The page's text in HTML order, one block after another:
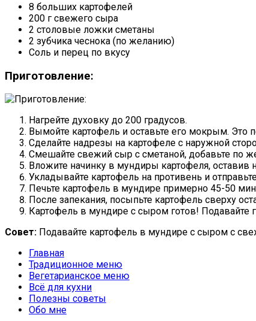
8 больших картофелей
200 г свежего сыра
2 столовые ложки сметаны
2 зубчика чеснока (по желанию)
Соль и перец по вкусу
Приготовление:
Нагрейте духовку до 200 градусов.
Вымойте картофель и оставьте его мокрым. Это
Сделайте надрезы на картофеле с наружной
Смешайте свежий сыр с сметаной, добавьте по
Вложите начинку в мундиры картофеля, оставив
Укладывайте картофель на противень и
Печьте картофель в мундире примерно 45-50
После запекания, посыпьте картофель сверху
Картофель в мундире с сыром готов! Подавайте
Совет: Подавайте картофель в мундире с сыром с
Главная
Традиционное меню
Вегетарианское меню
Всё для кухни
Полезны советы
Обо мне